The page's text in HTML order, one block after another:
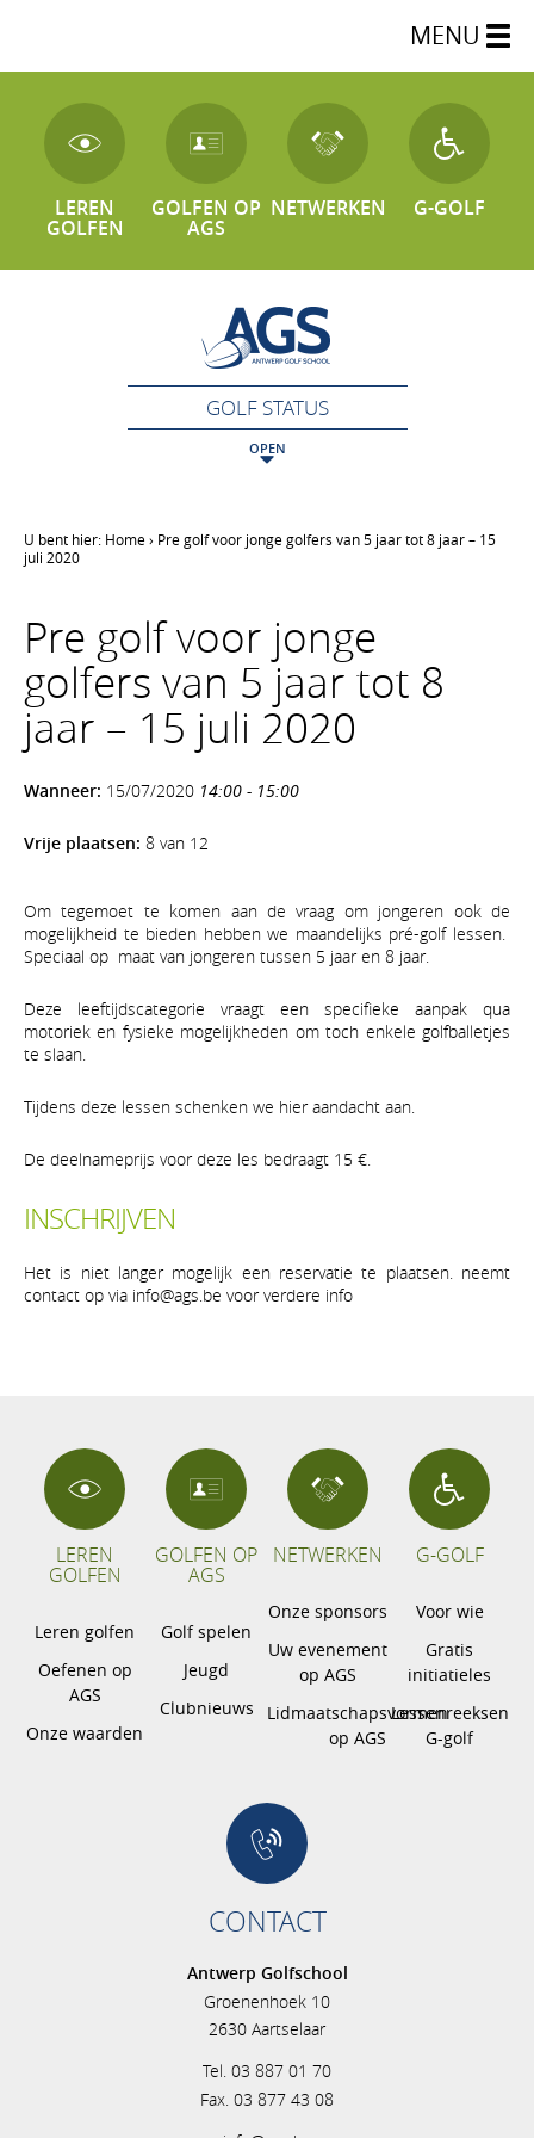
MENU
LEREN
GOLFEN
GOLFEN OP
AGS
NETWERKEN G-GOLF
GOLF STATUS
OPEN
U bent hier: Home› Pre golf voor jonge golfers van 5 jaar tot 8 jaar – 15
juli 2020
Pre golf voor jonge
golfers van 5 jaar tot 8
jaar – 15 juli 2020
Wanneer: 15/07/2020 14:00 - 15:00
Vrije plaatsen: 8 van 12
Om tegemoet te komen aan de vraag om jongeren ook de
mogelijkheid te bieden hebben we maandelijks pré-golf lessen.
Speciaal op maat van jongeren tussen 5 jaar en 8 jaar.
Deze leeftijdscategorie vraagt een specifieke aanpak qua
motoriek en fysieke mogelijkheden om toch enkele golfballetjes
te slaan.
Tijdens deze lessen schenken we hier aandacht aan.
De deelnameprijs voor deze les bedraagt 15 €.
INSCHRIJVEN
Het is niet langer mogelijk een reservatie te plaatsen. neemt
contact op via info@ags.be voor verdere info
LEREN
GOLFEN
Leren golfen
Oefenen op
AGS
Onze waarden
GOLFEN OP
AGS
Golf spelen
Jeugd
Clubnieuws
NETWERKEN
Onze sponsors
Uw evenement
op AGS
Lidmaatschapsvormen
op AGS
G-GOLF
Voor wie
Gratis
initiatieles
Lessenreeksen
G-golf
CONTACT
Antwerp Golfschool
Groenenhoek 10
2630 Aartselaar
Tel. 03 887 01 70
Fax. 03 877 43 08